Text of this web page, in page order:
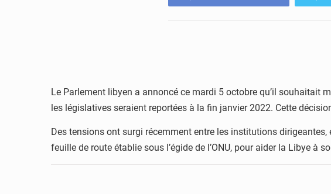
Le Parlement libyen a annoncé ce mardi 5 octobre qu’il souhaitait
les législatives seraient reportées à la fin janvier 2022. Cette
Des tensions ont surgi récemment entre les institutions
feuille de route établie sous l’égide de l’ONU, pour aider la Libye